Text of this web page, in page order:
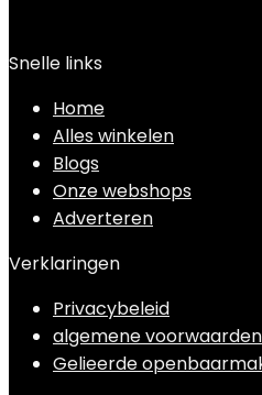
Snelle links
Home
Alles winkelen
Blogs
Onze webshops
Adverteren
Verklaringen
Privacybeleid
algemene voorwaarden
Gelieerde